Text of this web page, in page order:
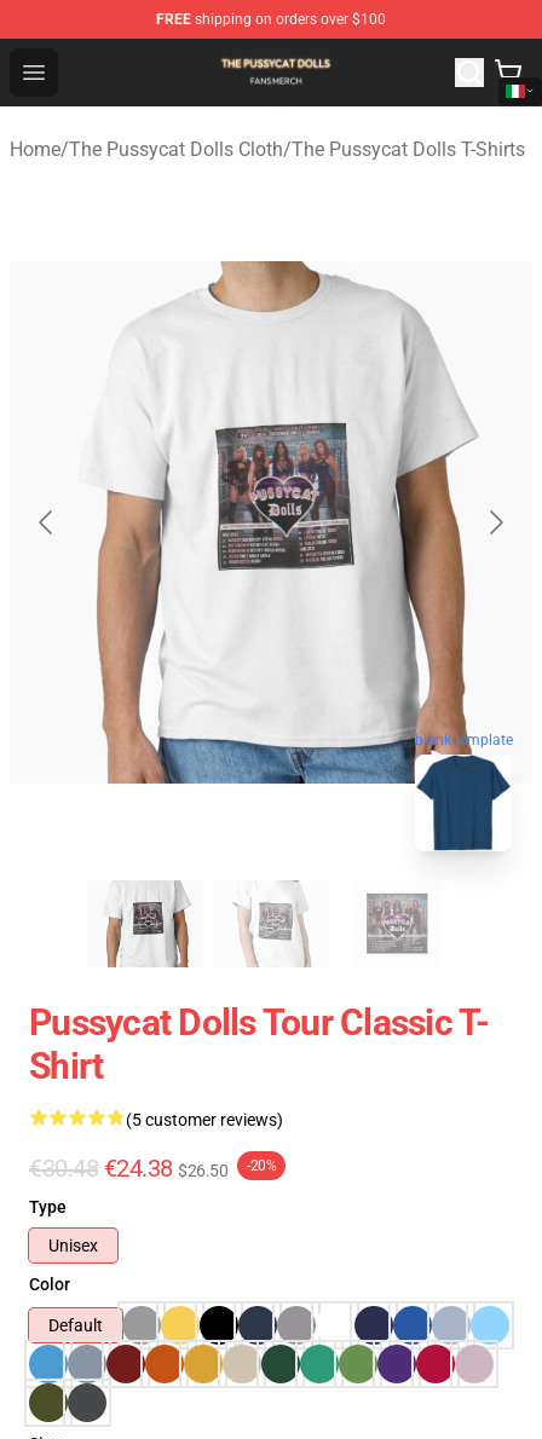
FREE shipping on orders over $100
Open menu
The Pussycat Dolls Shop - Official The Pussycat Dolls
Home/The Pussycat Dolls Cloth/The Pussycat Dolls T-Shirts
blank template
Pussycat Dolls Tour Classic T-
Shirt
(5 customer reviews)
€30.48 €24.38 $26.50 -20%
Type
Unisex
Color
Default